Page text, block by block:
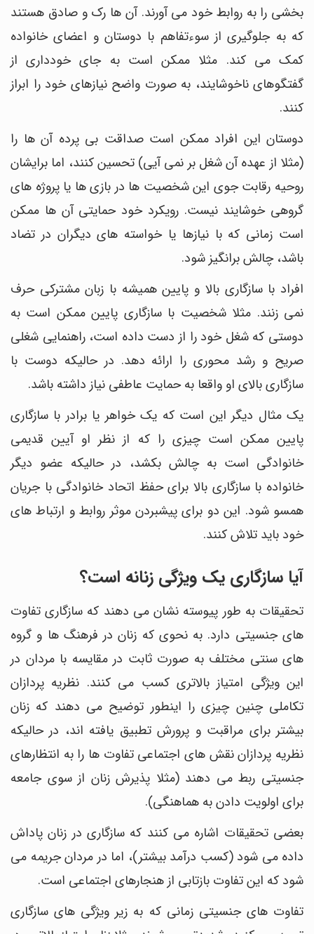
بخشی را به روابط خود می آورند. آن ها رک و صادق هستند
که به جلوگیری از سوءتفاهم با دوستان و اعضای خانواده
کمک می کند. مثلا ممکن است به جای خودداری از
گفتگوهای ناخوشایند، به صورت واضح نیازهای خود را ابراز
کنند.
دوستان این افراد ممکن است صداقت بی پرده آن ها را
(مثلا از عهده آن شغل بر نمی آیی) تحسین کنند، اما برایشان
روحیه رقابت جوی این شخصیت ها در بازی ها یا پروژه های
گروهی خوشایند نیست. رویکرد خود حمایتی آن ها ممکن
است زمانی که با نیازها یا خواسته های دیگران در تضاد
باشد، چالش برانگیز شود.
افراد با سازگاری بالا و پایین همیشه با زبان مشترکی حرف
نمی زنند. مثلا شخصیت با سازگاری پایین ممکن است به
دوستی که شغل خود را از دست داده است، راهنمایی شغلی
صریح و رشد محوری را ارائه دهد. در حالیکه دوست با
سازگاری بالای او واقعا به حمایت عاطفی نیاز داشته باشد.
یک مثال دیگر این است که یک خواهر یا برادر با سازگاری
پایین ممکن است چیزی را که از نظر او آیین قدیمی
خانوادگی است به چالش بکشد، در حالیکه عضو دیگر
خانواده با سازگاری بالا برای حفظ اتحاد خانوادگی با جریان
همسو شود. این دو برای پیشبردن موثر روابط و ارتباط های
خود باید تلاش کنند.
آیا سازگاری یک ویژگی زنانه است؟
تحقیقات به طور پیوسته نشان می دهند که سازگاری تفاوت
های جنسیتی دارد. به نحوی که زنان در فرهنگ ها و گروه
های سنتی مختلف به صورت ثابت در مقایسه با مردان در
این ویژگی امتیاز بالاتری کسب می کنند. نظریه پردازان
تکاملی چنین چیزی را اینطور توضیح می دهند که زنان
بیشتر برای مراقبت و پرورش تطبیق یافته اند، در حالیکه
نظریه پردازان نقش های اجتماعی تفاوت ها را به انتظارهای
جنسیتی ربط می دهند (مثلا پذیرش زنان از سوی جامعه
برای اولویت دادن به هماهنگی).
بعضی تحقیقات اشاره می کنند که سازگاری در زنان پاداش
داده می شود (کسب درآمد بیشتر)، اما در مردان جریمه می
شود که این تفاوت بازتابی از هنجارهای اجتماعی است.
تفاوت های جنسیتی زمانی که به زیر ویژگی های سازگاری